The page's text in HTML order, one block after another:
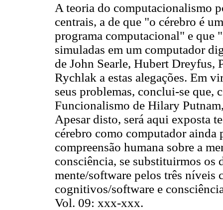
A teoria do computacionalismo
centrais, a de que "o cérebro é
programa computacional" e que
simuladas em um computador
de John Searle, Hubert Dreyfus,
Rychlak a estas alegações. Em
seus problemas, conclui-se
Funcionalismo de Hilary
Apesar disto, será aqui exposta
cérebro como computador
compreensão humana sobre a
consciência, se substituirmos os
mente/software pelos três níveis
cognitivos/software e
Vol. 09: xxx-xxx.